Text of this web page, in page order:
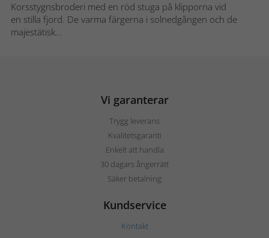
Korsstygnsbroderi med en röd stuga på klipporna vid
en stilla fjord. De varma färgerna i solnedgången och de
majestätisk...
Vi garanterar
Trygg leverans
Kvalitetsgaranti
Enkelt att handla
30 dagars ångerrätt
Säker betalning
Kundservice
Kontakt